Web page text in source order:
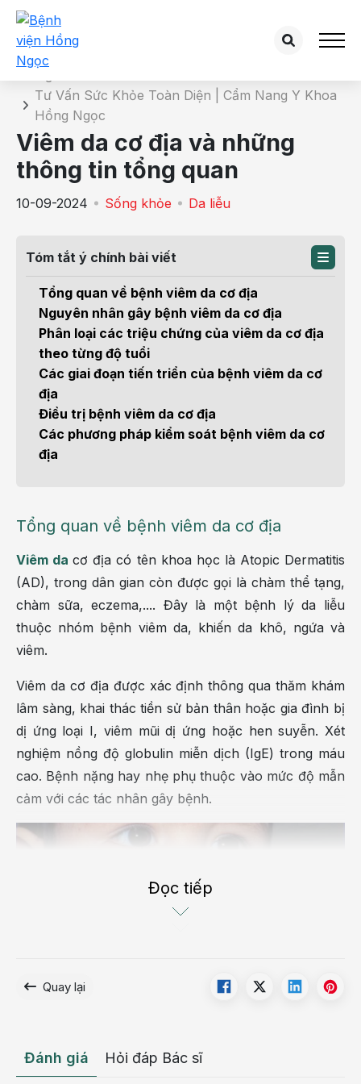
Chi tiết bài tư vấn
Tư Vấn Sức Khỏe Toàn Diện | Cẩm Nang Y Khoa
Hồng Ngọc
Viêm da cơ địa và những
thông tin tổng quan
10-09-2024 Sống khỏe Da liễu
Tóm tắt ý chính bài viết
Tổng quan về bệnh viêm da cơ địa
Nguyên nhân gây bệnh viêm da cơ địa
Phân loại các triệu chứng của viêm da cơ địa
theo từng độ tuổi
Các giai đoạn tiến triển của bệnh viêm da cơ
địa
Điều trị bệnh viêm da cơ địa
Các phương pháp kiểm soát bệnh viêm da cơ
địa
Tổng quan về bệnh viêm da cơ địa
Viêm dacơ địa có tên khoa học là Atopic Dermatitis
(AD), trong dân gian còn được gọi là chàm thể tạng,
chàm sữa, eczema,.... Đây là một bệnh lý da liễu
thuộc nhóm bệnh viêm da, khiến da khô, ngứa và
viêm.
Viêm da cơ địa được xác định thông qua thăm khám
lâm sàng, khai thác tiền sử bản thân hoặc gia đình bị
dị ứng loại I, viêm mũi dị ứng hoặc hen suyễn. Xét
nghiệm nồng độ globulin miễn dịch (IgE) trong máu
cao. Bệnh nặng hay nhẹ phụ thuộc vào mức độ mẫn
cảm với các tác nhân gây bệnh.
Viêm da cơ địa thường phổ biến ở trẻ sơ sinh và trẻ
Đọc tiếp
Quay lại
Đánh giá Hỏi đáp Bác sĩ